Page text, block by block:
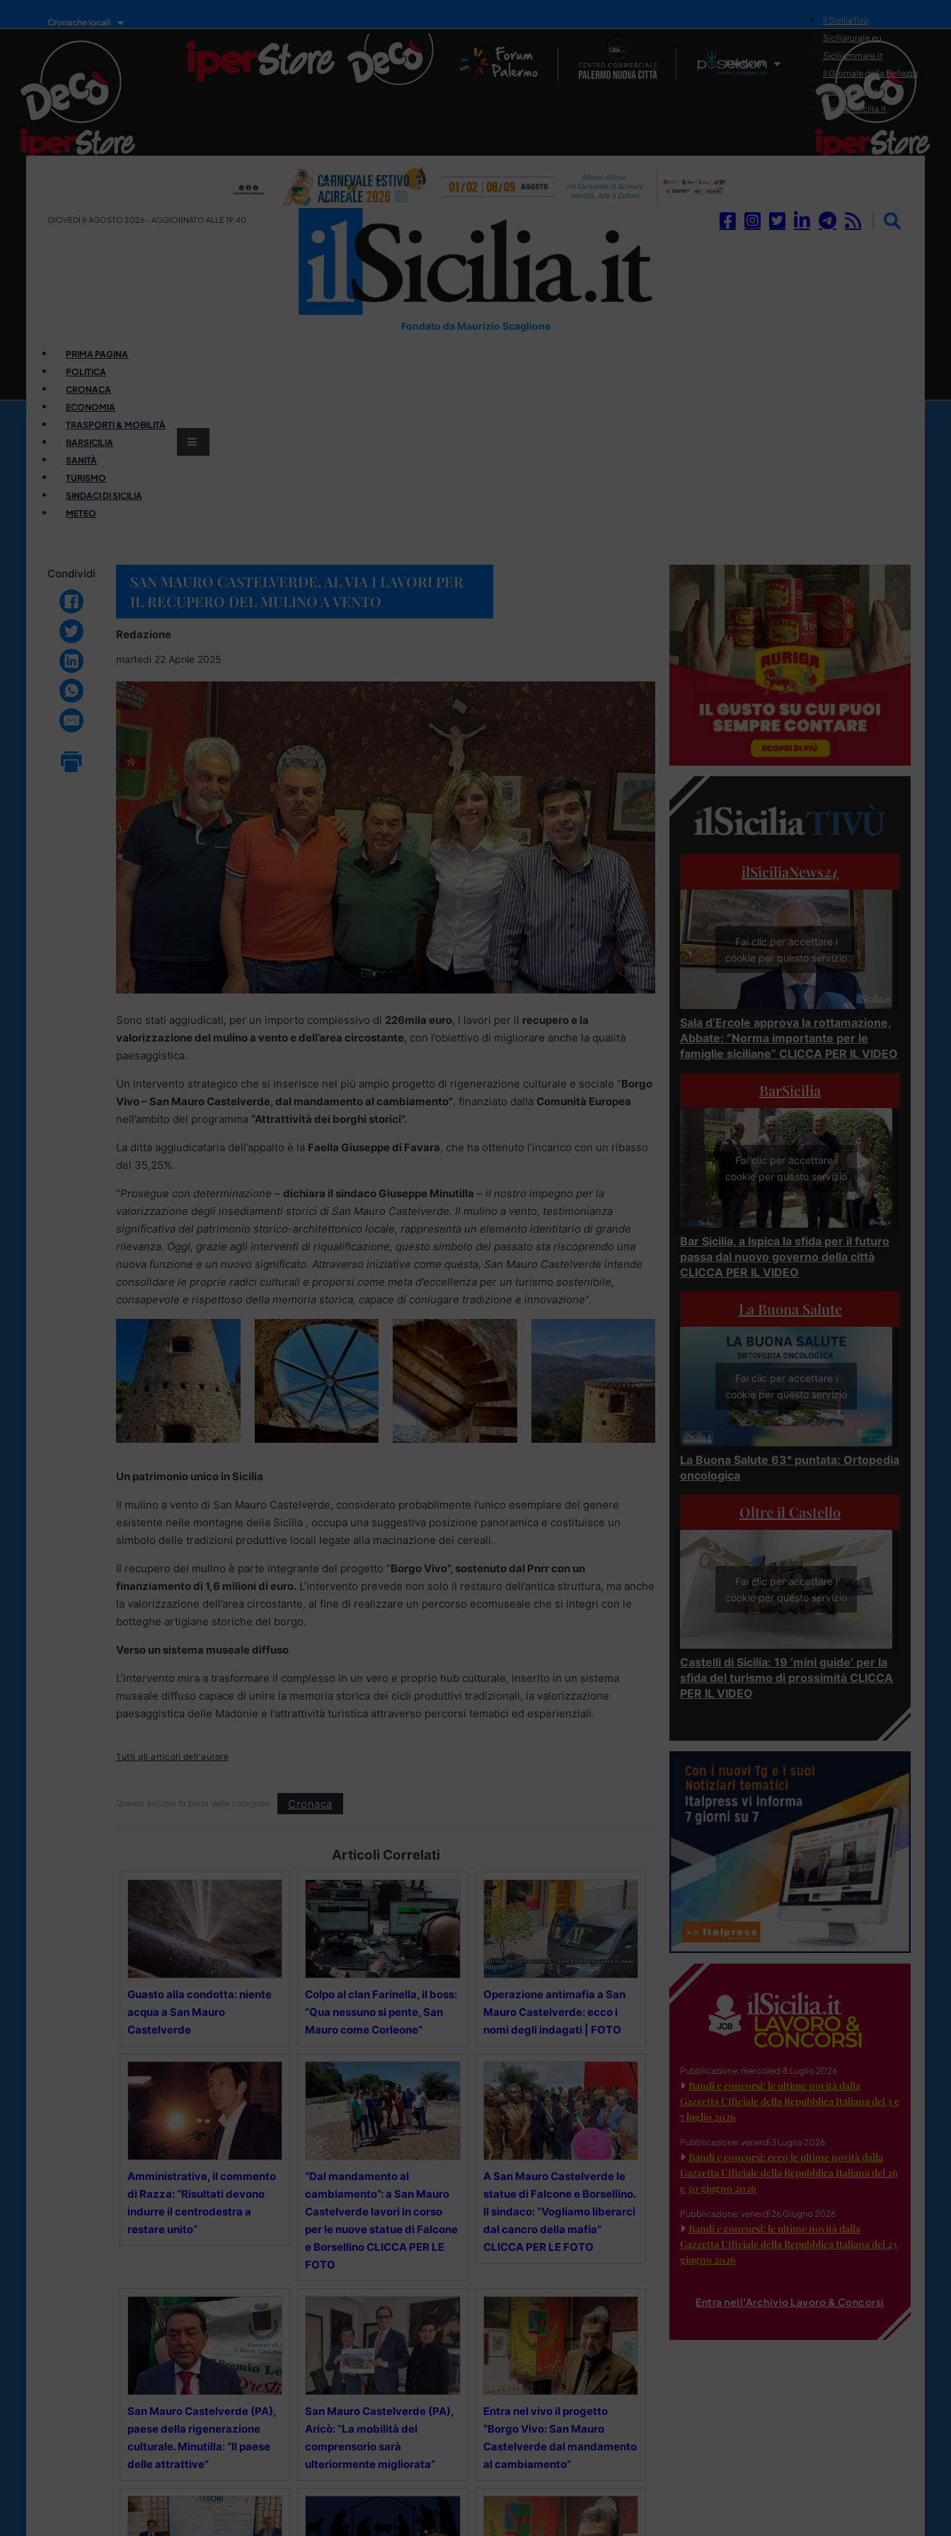
Cronache locali
Il Network
il SiciliaTivù
Siciliarurale.eu
Siciliammare.it
Il Giornale della Bellezza
Siciliamedica.it
Sanitainsicilia.it
GIOVEDÌ 6 AGOSTO 2026 - AGGIORNATO ALLE 19:40
Fondato da Maurizio Scaglione
PRIMA PAGINA
POLITICA
CRONACA
ECONOMIA
TRASPORTI & MOBILITÀ
BARSICILIA
SANITÀ
TURISMO
SINDACI DI SICILIA
METEO
Condividi
SAN MAURO CASTELVERDE, AL VIA I LAVORI PER
IL RECUPERO DEL MULINO A VENTO
Redazione
martedì 22 Aprile 2025
Sono stati aggiudicati, per un importo complessivo di 226mila euro, i lavori per il recupero e la
valorizzazione del mulino a vento e dell’area circostante, con l’obiettivo di migliorare anche la qualità
paesaggistica.
Un intervento strategico che si inserisce nel più ampio progetto di rigenerazione culturale e sociale “Borgo
Vivo – San Mauro Castelverde, dal mandamento al cambiamento”, finanziato dalla Comunità Europea
nell’ambito del programma “Attrattività dei borghi storici”.
La ditta aggiudicataria dell’appalto è la Faella Giuseppe di Favara, che ha ottenuto l’incarico con un ribasso
del 35,25%.
“Prosegue con determinazione – dichiara il sindaco Giuseppe Minutilla – il nostro impegno per la
valorizzazione degli insediamenti storici di San Mauro Castelverde. Il mulino a vento, testimonianza
significativa del patrimonio storico-architettonico locale, rappresenta un elemento identitario di grande
rilevanza. Oggi, grazie agli interventi di riqualificazione, questo simbolo del passato sta riscoprendo una
nuova funzione e un nuovo significato. Attraverso iniziative come questa, San Mauro Castelverde intende
consolidare le proprie radici culturali e proporsi come meta d’eccellenza per un turismo sostenibile,
consapevole e rispettoso della memoria storica, capace di coniugare tradizione e innovazione“.
Un patrimonio unico in Sicilia
Il mulino a vento di San Mauro Castelverde, considerato probabilmente l’unico esemplare del genere
esistente nelle montagne della Sicilia , occupa una suggestiva posizione panoramica e costituisce un
simbolo delle tradizioni produttive locali legate alla macinazione dei cereali.
Il recupero del mulino è parte integrante del progetto “Borgo Vivo”, sostenuto dal Pnrr con un
finanziamento di 1,6 milioni di euro. L’intervento prevede non solo il restauro dell’antica struttura, ma anche
la valorizzazione dell’area circostante, al fine di realizzare un percorso ecomuseale che si integri con le
botteghe artigiane storiche del borgo.
Verso un sistema museale diffuso
L’intervento mira a trasformare il complesso in un vero e proprio hub culturale, inserito in un sistema
museale diffuso capace di unire la memoria storica dei cicli produttivi tradizionali, la valorizzazione
paesaggistica delle Madonie e l’attrattività turistica attraverso percorsi tematici ed esperienziali.
Tutti gli articoli dell'autore
Questo articolo fa parte delle categorie: Cronaca
Articoli Correlati
Guasto alla condotta: niente
acqua a San Mauro
Castelverde
Colpo al clan Farinella, il boss:
“Qua nessuno si pente, San
Mauro come Corleone”
Operazione antimafia a San
Mauro Castelverde: ecco i
nomi degli indagati | FOTO
Amministrative, il commento
di Razza: “Risultati devono
indurre il centrodestra a
restare unito”
“Dal mandamento al
cambiamento”: a San Mauro
Castelverde lavori in corso
per le nuove statue di Falcone
e Borsellino CLICCA PER LE
FOTO
A San Mauro Castelverde le
statue di Falcone e Borsellino.
Il sindaco: “Vogliamo liberarci
dal cancro della mafia”
CLICCA PER LE FOTO
San Mauro Castelverde (PA),
paese della rigenerazione
culturale. Minutilla: “Il paese
delle attrattive”
San Mauro Castelverde (PA),
Aricò: “La mobilità del
comprensorio sarà
ulteriormente migliorata”
Entra nel vivo il progetto
“Borgo Vivo: San Mauro
Castelverde dal mandamento
al cambiamento”
ilSiciliaNews24
Fai clic per accettare i
cookie per questo servizio
Sala d’Ercole approva la rottamazione,
Abbate: “Norma importante per le
famiglie siciliane” CLICCA PER IL VIDEO
BarSicilia
Fai clic per accettare i
cookie per questo servizio
Bar Sicilia, a Ispica la sfida per il futuro
passa dal nuovo governo della città
CLICCA PER IL VIDEO
La Buona Salute
Fai clic per accettare i
cookie per questo servizio
La Buona Salute 63° puntata: Ortopedia
oncologica
Oltre il Castello
Fai clic per accettare i
cookie per questo servizio
Castelli di Sicilia: 19 ‘mini guide’ per la
sfida del turismo di prossimità CLICCA
PER IL VIDEO
Pubblicazione: mercoledì 8 Luglio 2026
Bandi e concorsi: le ultime novità dalla
Gazzetta Ufficiale della Repubblica Italiana del 3 e
7 luglio 2026
Pubblicazione: venerdì 3 Luglio 2026
Bandi e concorsi: ecco le ultime novità dalla
Gazzetta Ufficiale della Repubblica Italiana del 26
e 30 giugno 2026
Pubblicazione: venerdì 26 Giugno 2026
Bandi e concorsi: le ultime novità dalla
Gazzetta Ufficiale della Repubblica Italiana del 23
giugno 2026
Entra nell'Archivio Lavoro & Concorsi